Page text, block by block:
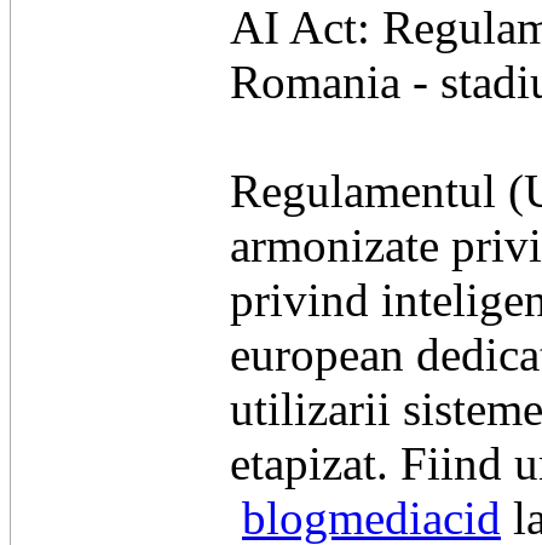
AI Act:
Romania -
Regulamentul
armonizate
privind
european
utilizarii
etapizat. Fiind
blogmediacid